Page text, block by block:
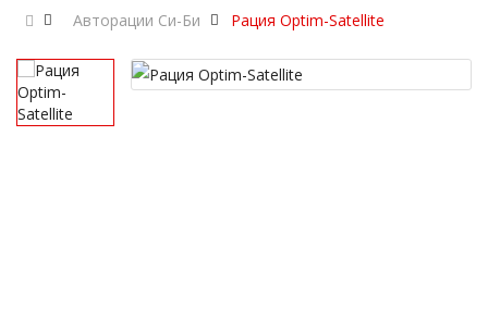
Авторации Си-Би Рация Optim-Satellite